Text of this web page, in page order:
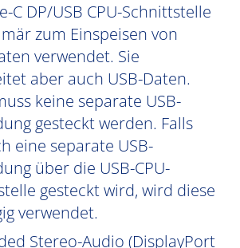
C DP/USB CPU-Schnittstelle
zum Einspeisen von
verwendet. Sie
aber auch USB-Daten.
keine separate USB-
gesteckt werden. Falls
eine separate USB-
über die USB-CPU-
gesteckt wird, wird diese
verwendet.
Stereo-Audio (DisplayPort